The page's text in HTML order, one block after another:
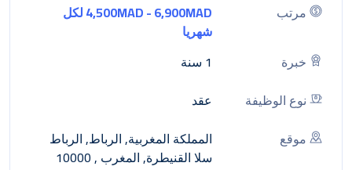
مرتب
4,500MAD - 6,900MAD لكل
شهريا
خبرة
1 سنة
نوع الوظيفة
عقد
موقع
المملكة المغربية, الرباط, الرباط
سلا القنيطرة, المغرب , 10000